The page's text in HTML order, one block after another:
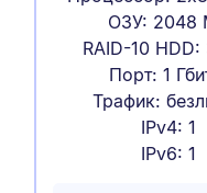
ОЗУ: 2048
RAID-10
Порт: 1
Трафик:
IPv4: 1
IPv6: 1